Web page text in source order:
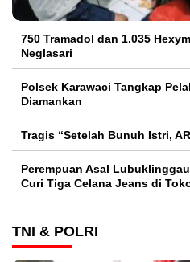
750 Tramadol dan 1.035
Neglasari
Polsek Karawaci Tangkap
Diamankan
Tragis “Setelah Bunuh Istri,
Perempuan Asal
Curi Tiga Celana Jeans di
TNI & POLRI